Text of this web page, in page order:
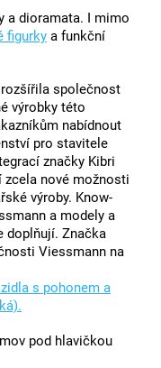
a dioramata. I mimo
figurky a funkční
společnost
výrobky této
nabídnout
pro stavitele
značky Kibri
nové možnosti
výroby. Know-
a modely a
doplňují. Značka
Viessmann na
s pohonem a
pod hlavičkou